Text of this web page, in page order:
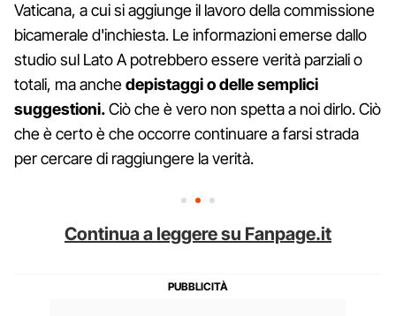
Vaticana, a cui si aggiunge il lavoro della commissione
bicamerale d'inchiesta. Le informazioni emerse dallo
studio sul Lato A potrebbero essere verità parziali o
totali, ma anchedepistaggi o delle semplici
suggestioni.Ciò che è vero non spetta a noi dirlo. Ciò
che è certo è che occorre continuare a farsi strada
per cercare di raggiungere la verità.
Continua a leggere su Fanpage.it